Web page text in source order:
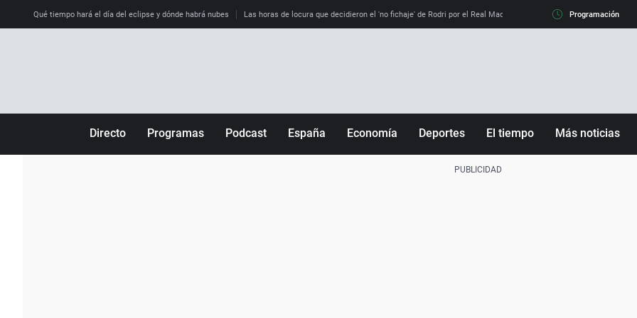
Qué tiempo hará el día del eclipse y dónde habrá nubes Las horas de locura que decidieron el 'no fichaje' de Rodri por el Real Madrid y su 'sí' al Barça La llamada
Programación
Directo Programas Podcast España Economía Deportes El tiempo Más noticias